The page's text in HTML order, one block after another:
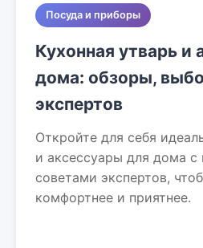
Посуда и приборы
Кухонная утварь и
дома: обзоры,
экспертов
Откройте для себя
и аксессуары для дома
советами экспертов,
комфортнее и приятнее.